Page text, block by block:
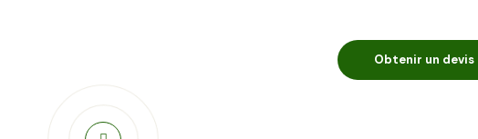
Obtenir un devis